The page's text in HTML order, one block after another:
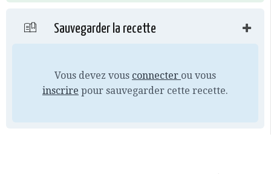
Sauvegarder la recette
Vous devez vous connecter ou vous
inscrire pour sauvegarder cette recette.